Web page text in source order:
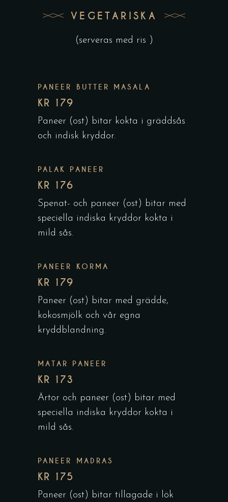
VEGETARISKA
(serveras med ris )
PANEER BUTTER MASALA
KR 179
Paneer (ost) bitar kokta i gräddsås
och indisk kryddor.
PALAK PANEER
KR 176
Spenat- och paneer (ost) bitar med
speciella indiska kryddor kokta i
mild sås.
PANEER KORMA
KR 179
Paneer (ost) bitar med grädde,
kokosmjölk och vår egna
kryddblandning.
MATAR PANEER
KR 173
Ärtor och paneer (ost) bitar med
speciella indiska kryddor kokta i
mild sås.
PANEER MADRAS
KR 175
Paneer (ost) bitar tillagade i lök